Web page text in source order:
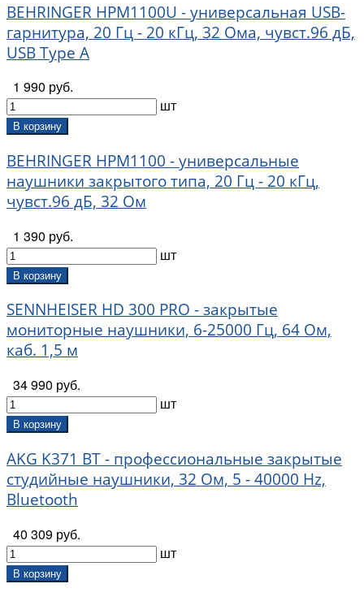
BEHRINGER HPM1100U - универсальная USB-
гарнитура, 20 Гц - 20 кГц, 32 Ома, чувст.96 дБ,
USB Type A
1 990 руб.
шт
В корзину
BEHRINGER HPM1100 - универсальные
наушники закрытого типа, 20 Гц - 20 кГц,
чувст.96 дБ, 32 Ом
1 390 руб.
шт
В корзину
SENNHEISER HD 300 PRO - закрытые
мониторные наушники, 6-25000 Гц, 64 Ом,
каб. 1,5 м
34 990 руб.
шт
В корзину
AKG K371 BT - профессиональные закрытые
студийные наушники, 32 Ом, 5 - 40000 Hz,
Bluetooth
40 309 руб.
шт
В корзину